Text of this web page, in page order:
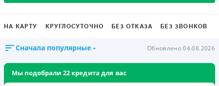
НА КАРТУ КРУГЛОСУТОЧНО БЕЗ ОТКАЗА БЕЗ ЗВОНКОВ
Сначала популярные Обновлено 04.08.2026
Мы подобрали 22 кредита для вас